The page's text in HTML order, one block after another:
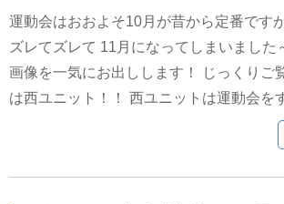
運動会はおおよそ10月が昔から定番です
ズレてズレて 11月になってしまいました
画像を一気にお出しします！ じっくりご
は西ユニット！！ 西ユニットは運動会を